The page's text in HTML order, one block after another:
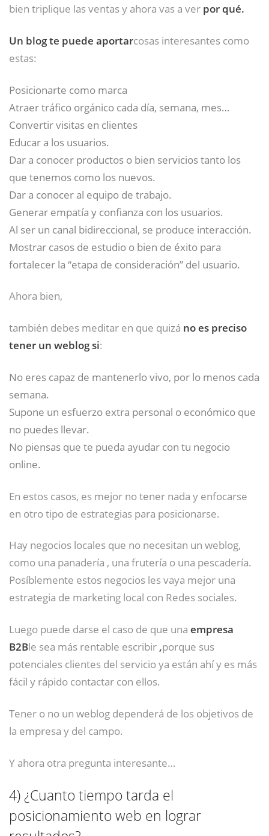
bien triplique las ventas y ahora vas a ver por qué.
Un blog te puede aportarcosas interesantes como
estas:
Posicionarte como marca
Atraer tráfico orgánico cada día, semana, mes…
Convertir visitas en clientes
Educar a los usuarios.
Dar a conocer productos o bien servicios tanto los
que tenemos como los nuevos.
Dar a conocer al equipo de trabajo.
Generar empatía y confianza con los usuarios.
Al ser un canal bidireccional, se produce interacción.
Mostrar casos de estudio o bien de éxito para
fortalecer la “etapa de consideración” del usuario.
Ahora bien,
también debes meditar en que quizá no es preciso
tener un weblog si:
No eres capaz de mantenerlo vivo, por lo menos cada
semana.
Supone un esfuerzo extra personal o económico que
no puedes llevar.
No piensas que te pueda ayudar con tu negocio
online.
En estos casos, es mejor no tener nada y enfocarse
en otro tipo de estrategias para posicionarse.
Hay negocios locales que no necesitan un weblog,
como una panadería , una frutería o una pescadería.
Posíblemente estos negocios les vaya mejor una
estrategia de marketing local con Redes sociales.
Luego puede darse el caso de que una empresa
B2Ble sea más rentable escribir ,porque sus
potenciales clientes del servicio ya están ahí y es más
fácil y rápido contactar con ellos.
Tener o no un weblog dependerá de los objetivos de
la empresa y del campo.
Y ahora otra pregunta interesante…
4)¿Cuanto tiempo tarda el
posicionamiento web en lograr